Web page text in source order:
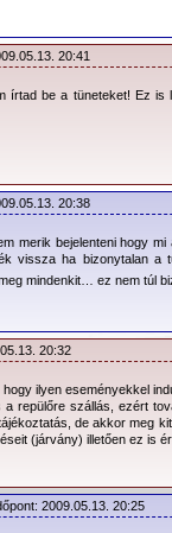
20:41
írtad be a tüneteket! Ez is
20:38
merik bejelenteni hogy
vissza ha bizonytalan
mindenkit… ez nem túl
20:32
hogy ilyen eseményekkel
a repülőre szállás, ezért
de akkor meg
(járvány) illetően ez is
2009.05.13. 20:25